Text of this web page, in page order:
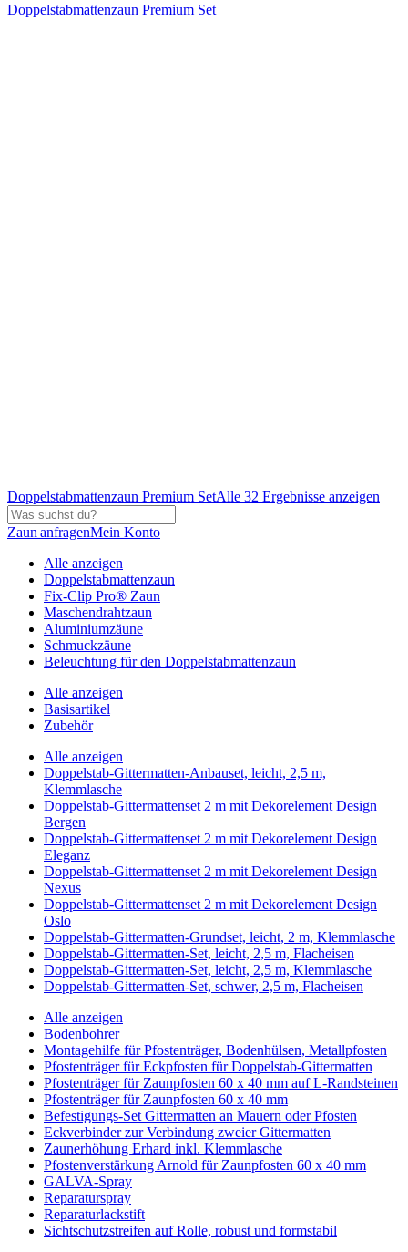
Doppelstabmattenzaun Premium Set
Doppelstabmattenzaun Premium SetAlle 32 Ergebnisse anzeigen
Zaun anfragenMein Konto
Alle anzeigen
Doppelstabmattenzaun
Fix-Clip Pro® Zaun
Maschendrahtzaun
Aluminiumzäune
Schmuckzäune
Beleuchtung für den Doppelstabmattenzaun
Alle anzeigen
Basisartikel
Zubehör
Alle anzeigen
Doppelstab-Gittermatten-Anbauset, leicht, 2,5 m,
Klemmlasche
Doppelstab-Gittermattenset 2 m mit Dekorelement Design
Bergen
Doppelstab-Gittermattenset 2 m mit Dekorelement Design
Eleganz
Doppelstab-Gittermattenset 2 m mit Dekorelement Design
Nexus
Doppelstab-Gittermattenset 2 m mit Dekorelement Design
Oslo
Doppelstab-Gittermatten-Grundset, leicht, 2 m, Klemmlasche
Doppelstab-Gittermatten-Set, leicht, 2,5 m, Flacheisen
Doppelstab-Gittermatten-Set, leicht, 2,5 m, Klemmlasche
Doppelstab-Gittermatten-Set, schwer, 2,5 m, Flacheisen
Alle anzeigen
Bodenbohrer
Montagehilfe für Pfostenträger, Bodenhülsen, Metallpfosten
Pfostenträger für Eckpfosten für Doppelstab-Gittermatten
Pfostenträger für Zaunpfosten 60 x 40 mm auf L-Randsteinen
Pfostenträger für Zaunpfosten 60 x 40 mm
Befestigungs-Set Gittermatten an Mauern oder Pfosten
Eckverbinder zur Verbindung zweier Gittermatten
Zaunerhöhung Erhard inkl. Klemmlasche
Pfostenverstärkung Arnold für Zaunpfosten 60 x 40 mm
GALVA-Spray
Reparaturspray
Reparaturlackstift
Sichtschutzstreifen auf Rolle, robust und formstabil